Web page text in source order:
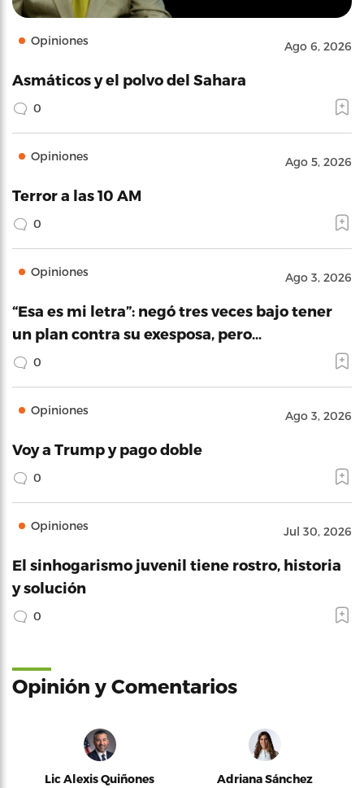
Opiniones Ago 6, 2026
Asmáticos y el polvo del Sahara
0
Opiniones Ago 5, 2026
Terror a las 10 AM
0
Opiniones Ago 3, 2026
“Esa es mi letra”: negó tres veces bajo tener
un plan contra su exesposa, pero…
0
Opiniones Ago 3, 2026
Voy a Trump y pago doble
0
Opiniones Jul 30, 2026
El sinhogarismo juvenil tiene rostro, historia
y solución
0
Opinión y Comentarios
Lic Alexis Quiñones Adriana Sánchez